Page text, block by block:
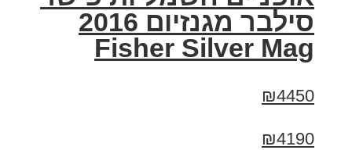
סילבר מגנזיום 2016
Fisher Silver Mag
₪4450
₪4190